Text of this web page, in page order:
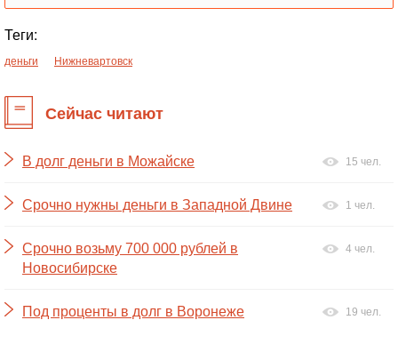
Теги:
деньги Нижневартовск
Сейчас читают
В долг деньги в Можайске 15 чел.
Срочно нужны деньги в Западной Двине 1 чел.
Срочно возьму 700 000 рублей в
Новосибирске
4 чел.
Под проценты в долг в Воронеже 19 чел.